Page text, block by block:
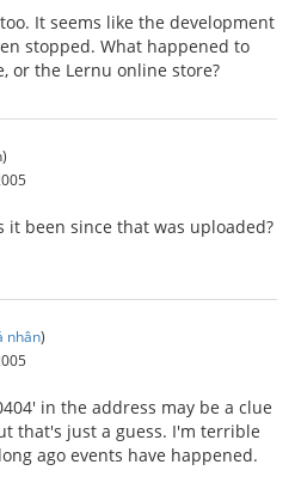
It seems like the development
stopped. What happened to
or the Lernu online store?
it been since that was uploaded?
nhân)
in the address may be a clue
that's just a guess. I'm terrible
ago events have happened.